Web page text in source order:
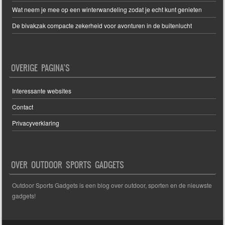
Wat neem je mee op een winterwandeling zodat je echt kunt genieten
De bivakzak compacte zekerheid voor avonturen in de buitenlucht
OVERIGE PAGINA’S
Interessante websites
Contact
Privacyverklaring
OVER OUTDOOR SPORTS GADGETS
Outdoor Sports Gadgets is een blog over outdoor, sporten en de nieuwste
gadgets!